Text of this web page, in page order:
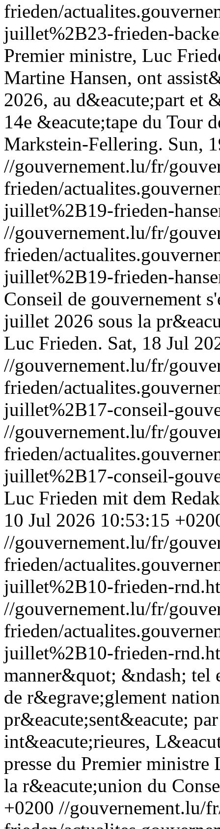
frieden/
juillet%2B23-frieden-
Premier ministre, Luc
Martine Hansen, ont
2026, au d&eacute;part et
14e &eacute;tape du Tour
Markstein-Fellering. Sun,
//gouvernement.lu/fr/
frieden/
juillet%2B19-frieden-
//gouvernement.lu/fr/
frieden/
juillet%2B19-frieden-
Conseil de gouvernement
juillet 2026 sous la
Luc Frieden. Sat, 18 Jul
//gouvernement.lu/fr/
frieden/
juillet%2B17-conseil-
//gouvernement.lu/fr/
frieden/
juillet%2B17-conseil-
Luc Frieden mit dem
10 Jul 2026 10:53:15
//gouvernement.lu/fr/
frieden/
juillet%2B10-frieden-
//gouvernement.lu/fr/
frieden/
juillet%2B10-frieden-
manner&quot; &ndash; tel
de r&egrave;glement
pr&eacute;sent&eacute;
int&eacute;rieures,
presse du Premier
la r&eacute;union du
+0200 //gouvernement.lu/